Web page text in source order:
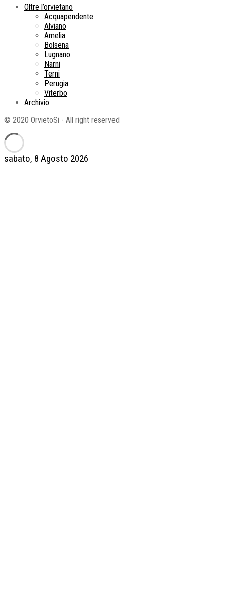
sabato, 8 Agosto 2026
Oltre l’orvietano
Acquapendente
Alviano
Amelia
Bolsena
Lugnano
Narni
Terni
Perugia
Viterbo
Archivio
© 2020 OrvietoSi - All right reserved